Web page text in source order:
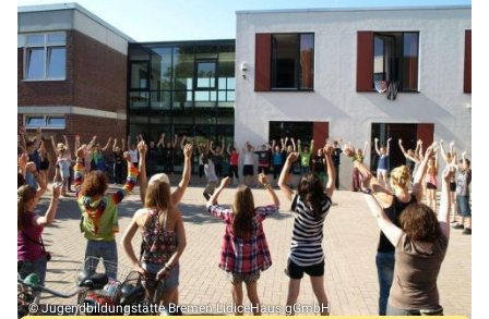
© Jugendbildungstätte Bremen LidiceHaus gGmbH